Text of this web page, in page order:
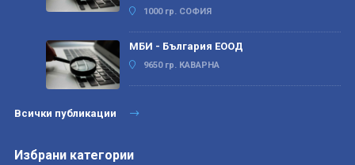
1000 гр. СОФИЯ
МБИ - България ЕООД
9650 гр. КАВАРНА
Всички публикации
Избрани категории